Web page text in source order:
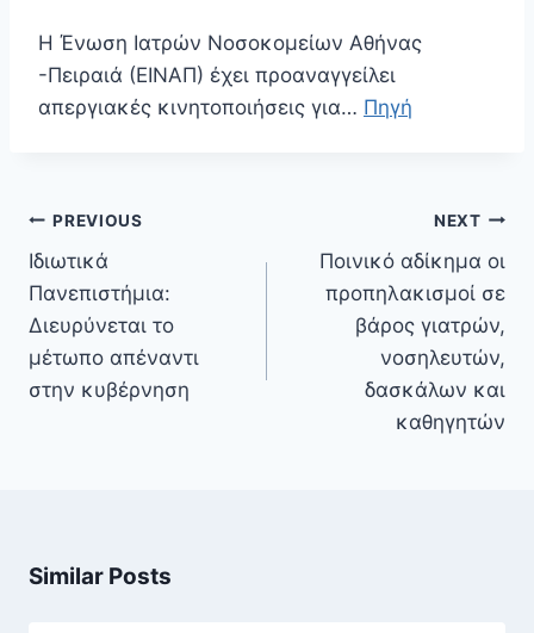
Η Ένωση Ιατρών Νοσοκομείων Αθήνας
-Πειραιά (ΕΙΝΑΠ) έχει προαναγγείλει
απεργιακές κινητοποιήσεις για… Πηγή
Πλοήγηση
άρθρων
PREVIOUS
Ιδιωτικά
Πανεπιστήμια:
Διευρύνεται το
μέτωπο απέναντι
στην κυβέρνηση
NEXT
Ποινικό αδίκημα οι
προπηλακισμοί σε
βάρος γιατρών,
νοσηλευτών,
δασκάλων και
καθηγητών
Similar Posts